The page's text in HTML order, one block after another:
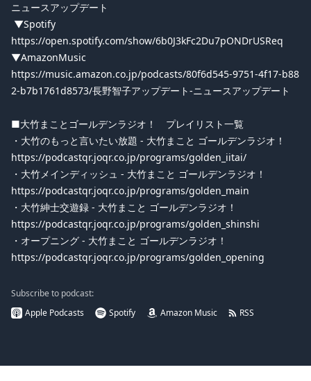
ニュースアップデート
▼Spotify
https://open.spotify.com/show/6b0J3kFc2Du7pONDrUSReq
▼AmazonMusic
https://music.amazon.co.jp/podcasts/80f6d545-9751-4f17-b88
2-b7b1761d8573/長野智子アップデート-ニュースアップデート
■大竹まことゴールデンラジオ！ プレイリスト一覧
・大竹のもっと言いたい放題 - 大竹まこと ゴールデンラジオ！
https://podcastqr.joqr.co.jp/programs/golden_iitai/
・大竹メインディッシュ - 大竹まこと ゴールデンラジオ！
https://podcastqr.joqr.co.jp/programs/golden_main
・大竹紳士交遊録 - 大竹まこと ゴールデンラジオ！
https://podcastqr.joqr.co.jp/programs/golden_shinshi
・オープニング - 大竹まこと ゴールデンラジオ！
https://podcastqr.joqr.co.jp/programs/golden_opening
Subscribe to podcast:
Apple Podcasts
Spotify Amazon Music RSS